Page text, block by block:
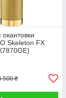
Skeleton FX
500 ₴